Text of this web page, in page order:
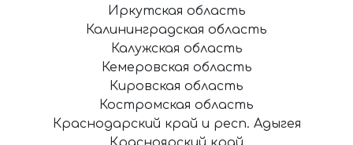
Иркутская область
Калининградская область
Калужская область
Кемеровская область
Кировская область
Костромская область
Краснодарский край и респ. Адыгея